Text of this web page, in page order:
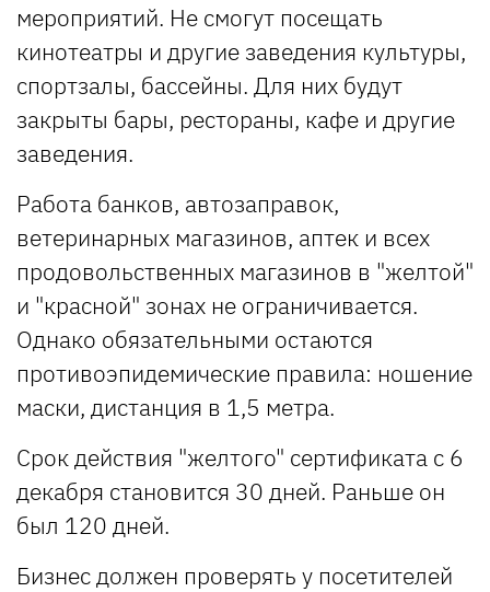
мероприятий. Не смогут посещать
кинотеатры и другие заведения культуры,
спортзалы, бассейны. Для них будут
закрыты бары, рестораны, кафе и другие
заведения.
Работа банков, автозаправок,
ветеринарных магазинов, аптек и всех
продовольственных магазинов в "желтой"
и "красной" зонах не ограничивается.
Однако обязательными остаются
противоэпидемические правила: ношение
маски, дистанция в 1,5 метра.
Срок действия "желтого" сертификата с 6
декабря становится 30 дней. Раньше он
был 120 дней.
Бизнес должен проверять у посетителей